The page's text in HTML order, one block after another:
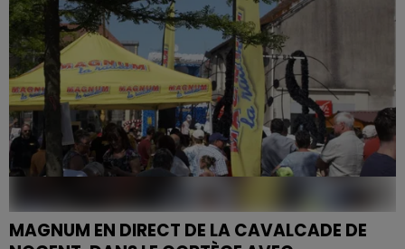
MAGNUM EN DIRECT DE LA CAVALCADE DE